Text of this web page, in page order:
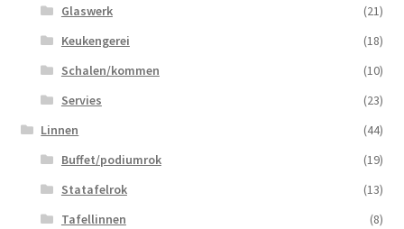
Glaswerk
(21)
Keukengerei
(18)
Schalen/kommen
(10)
Servies
(23)
Linnen
(44)
Buffet/podiumrok
(19)
Statafelrok
(13)
Tafellinnen
(8)